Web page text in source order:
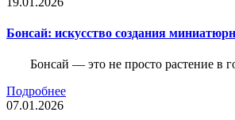
Бонсай: искусство создания
Бонсай — это не просто растение в
Подробнее
07.01.2026